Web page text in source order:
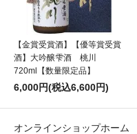
【金賞受賞酒】【優等賞受賞
酒】大吟醸雫酒 桃川
720ml【数量限定品】
6,000円(税込6,600円)
オンラインショップホーム